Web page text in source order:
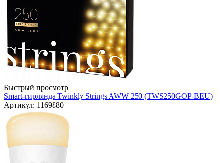
Быстрый просмотр
Smart-гирлянда Twinkly Strings AWW 250 (TWS250GOP-BEU)
Артикул: 1169880